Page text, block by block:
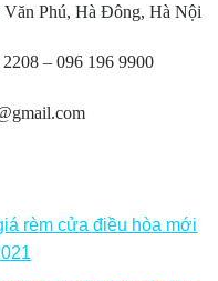
Phú, Hà Đông, Hà Nội
– 096 196 9900
rèm cửa điều hòa mới